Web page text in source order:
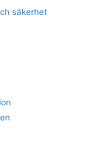
säkerhet